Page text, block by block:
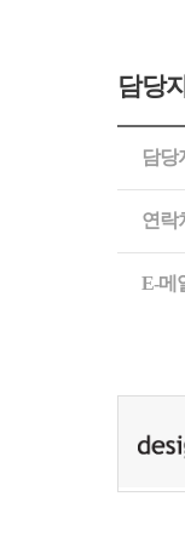
담당
담당
연락
E-메